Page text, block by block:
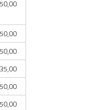
50,00
50,00
50,00
35,00
50,00
50,00